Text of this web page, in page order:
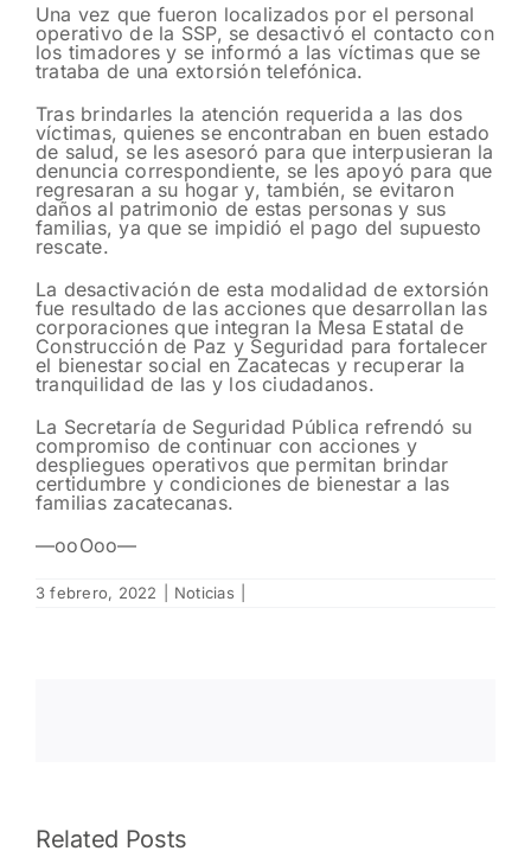
Una vez que fueron localizados por el personal
operativo de la SSP, se desactivó el contacto con
los timadores y se informó a las víctimas que se
trataba de una extorsión telefónica.
Tras brindarles la atención requerida a las dos
víctimas, quienes se encontraban en buen estado
de salud, se les asesoró para que interpusieran la
denuncia correspondiente, se les apoyó para que
regresaran a su hogar y, también, se evitaron
daños al patrimonio de estas personas y sus
familias, ya que se impidió el pago del supuesto
rescate.
La desactivación de esta modalidad de extorsión
fue resultado de las acciones que desarrollan las
corporaciones que integran la Mesa Estatal de
Construcción de Paz y Seguridad para fortalecer
el bienestar social en Zacatecas y recuperar la
tranquilidad de las y los ciudadanos.
La Secretaría de Seguridad Pública refrendó su
compromiso de continuar con acciones y
despliegues operativos que permitan brindar
certidumbre y condiciones de bienestar a las
familias zacatecanas.
—ooOoo—
3 febrero, 2022 Noticias
Related Posts